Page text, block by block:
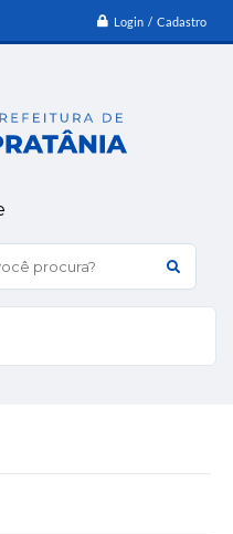
Login / Cadastro